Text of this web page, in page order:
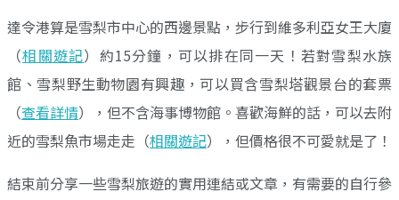
達令港算是雪梨市中心的西邊景點，步行到維多利亞女王大廈
（相關遊記）約15分鐘，可以排在同一天！若對雪梨水族
館、雪梨野生動物園有興趣，可以買含雪梨塔觀景台的套票
（查看詳情），但不含海事博物館。喜歡海鮮的話，可以去附
近的雪梨魚市場走走（相關遊記），但價格很不可愛就是了！
結束前分享一些雪梨旅遊的實用連結或文章，有需要的自行參